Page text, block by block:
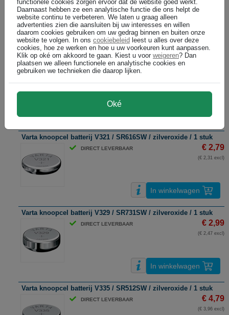
In winkelwagen
Varta knoopcel batterij V319 / SR527SW / zilveroxide / 1 stuk
DIRECT LEVERBAAR
(€ 2,31 excl)
Varta knoopcel batterij V321 / SR616SW / zilveroxide / 1 stuk
DIRECT LEVERBAAR € 2,79
(€ 2,31 excl)
In winkelwagen
Varta knoopcel batterij V329 / SR731SW / zilveroxide / 1 stuk
DIRECT LEVERBAAR € 2,99
(€ 2,47 excl)
In winkelwagen
Varta knoopcel batterij V335 / SR512SW / zilveroxide / 1 stuk
DIRECT LEVERBAAR € 4,79
(€ 3,96 excl)
functionele cookies zorgen ervoor dat de website goed werkt.
Daarnaast hebben ze een analytische functie die ons helpt de
website continu te verbeteren. We laten u graag alleen
advertenties zien die aansluiten bij uw interesses en willen
daarom cookies gebruiken om uw gedrag binnen en buiten onze
website te volgen. In ons cookiebeleid leest u alles over deze
cookies, hoe ze werken en hoe u uw voorkeuren kunt aanpassen.
Klik op oké om akkoord te gaan. Kiest u voor weigeren? Dan
plaatsen we alleen functionele en analytische cookies en
gebruiken we technieken die daarop lijken.
Oké